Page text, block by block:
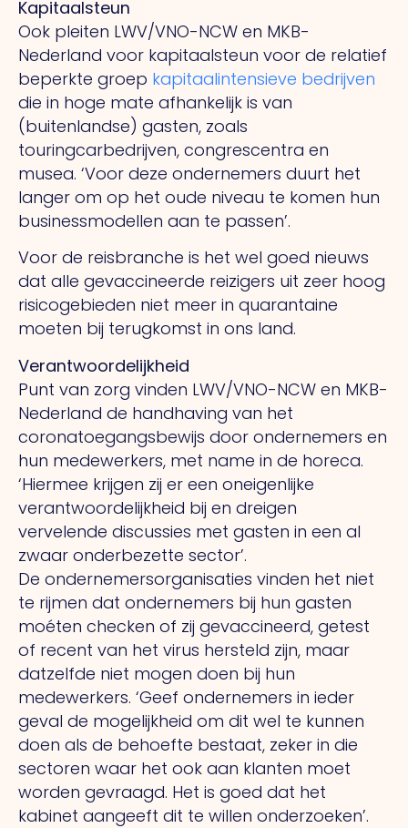
Kapitaalsteun
Ook pleiten LWV/VNO-NCW en MKB-
Nederland voor kapitaalsteun voor de relatief
beperkte groep kapitaalintensieve bedrijven
die in hoge mate afhankelijk is van
(buitenlandse) gasten, zoals
touringcarbedrijven, congrescentra en
musea. ‘Voor deze ondernemers duurt het
langer om op het oude niveau te komen hun
businessmodellen aan te passen’.
Voor de reisbranche is het wel goed nieuws
dat alle gevaccineerde reizigers uit zeer hoog
risicogebieden niet meer in quarantaine
moeten bij terugkomst in ons land.
Verantwoordelijkheid
Punt van zorg vinden LWV/VNO-NCW en MKB-
Nederland de handhaving van het
coronatoegangsbewijs door ondernemers en
hun medewerkers, met name in de horeca.
‘Hiermee krijgen zij er een oneigenlijke
verantwoordelijkheid bij en dreigen
vervelende discussies met gasten in een al
zwaar onderbezette sector’.
De ondernemersorganisaties vinden het niet
te rijmen dat ondernemers bij hun gasten
moéten checken of zij gevaccineerd, getest
of recent van het virus hersteld zijn, maar
datzelfde niet mogen doen bij hun
medewerkers. ‘Geef ondernemers in ieder
geval de mogelijkheid om dit wel te kunnen
doen als de behoefte bestaat, zeker in die
sectoren waar het ook aan klanten moet
worden gevraagd. Het is goed dat het
kabinet aangeeft dit te willen onderzoeken’.